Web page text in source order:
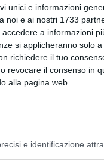
unici e informazioni
noi e ai nostri 1733
a informazioni
si applicheranno solo
richiedere il tuo
revocare il consenso in
alla pagina web.
e identificazione
con atto del
di un itinerario
le due città
sul Santerno,
Mobilità Sostenibile)
sono di
enti capofila